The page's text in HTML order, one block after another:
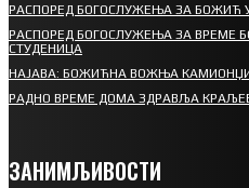
РАСПОРЕД БОГОСЛУЖЕЊА ЗА БОЖИЋ
РАСПОРЕД БОГОСЛУЖЕЊА ЗА ВРЕМЕ
СТУДЕНИЦА
НАЈАВА: БОЖИЋНА ВОЖЊА
РАДНО ВРЕМЕ ДОМА ЗДРАВЉА
ЗАНИМЉИВОСТИ